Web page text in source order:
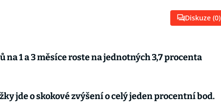
Diskuze (0)
na 1 a 3 měsíce roste na jednotných 3,7 procenta
jde o skokové zvýšení o celý jeden procentní bod.